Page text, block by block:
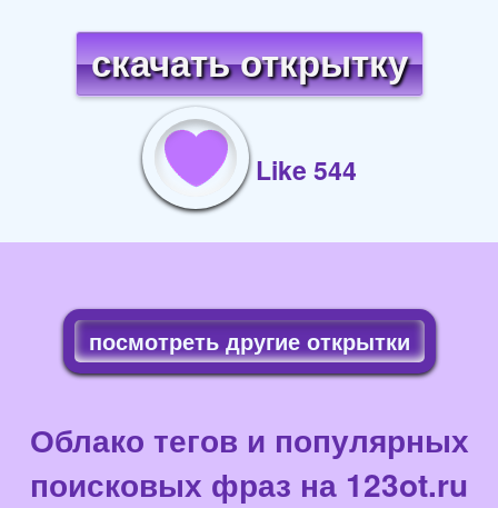
скачать открытку
Like 544
посмотреть другие открытки
Облако тегов и популярных
поисковых фраз на 123ot.ru